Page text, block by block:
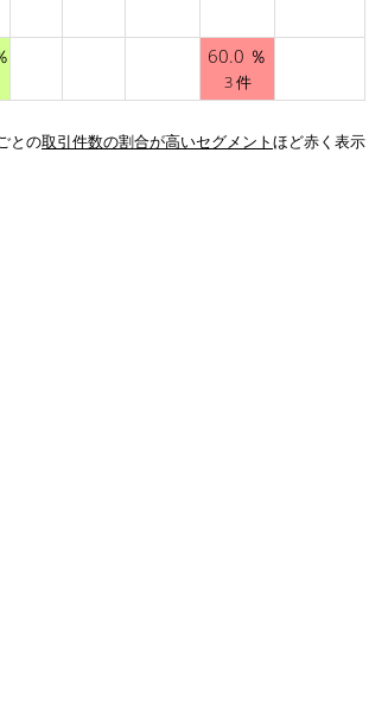
60.0 ％
3 件
との取引件数の割合が高いセグメントほど赤く表示